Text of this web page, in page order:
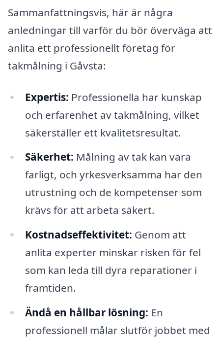
Sammanfattningsvis, här är några
anledningar till varför du bör överväga att
anlita ett professionellt företag för
takmålning i Gåvsta:
Expertis: Professionella har kunskap
och erfarenhet av takmålning, vilket
säkerställer ett kvalitetsresultat.
Säkerhet: Målning av tak kan vara
farligt, och yrkesverksamma har den
utrustning och de kompetenser som
krävs för att arbeta säkert.
Kostnadseffektivitet: Genom att
anlita experter minskar risken för fel
som kan leda till dyra reparationer i
framtiden.
Ändå en hållbar lösning: En
professionell målar slutför jobbet med